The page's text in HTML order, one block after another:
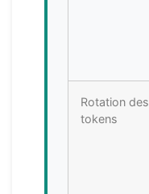
Rotation des
tokens